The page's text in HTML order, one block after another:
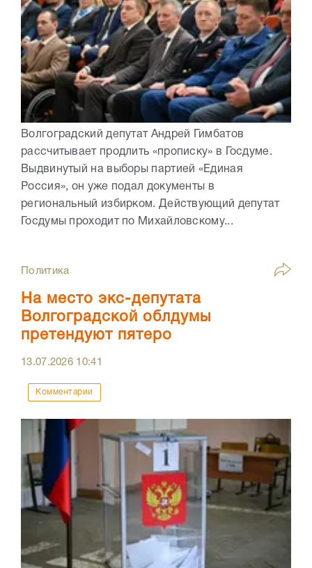
Волгоградский депутат Андрей Гимбатов
рассчитывает продлить «прописку» в Госдуме.
Выдвинутый на выборы партией «Единая
Россия», он уже подал документы в
региональный избирком. Действующий депутат
Госдумы проходит по Михайловскому...
Политика
На место экс-депутата
Волгоградской облдумы
претендуют пятеро
13.07.2026 10:41
Комментарии